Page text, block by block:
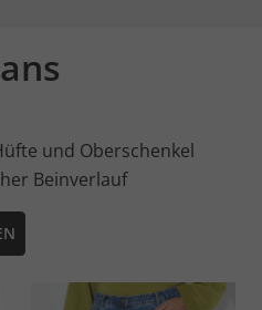
und Oberschenkel
Beinverlauf